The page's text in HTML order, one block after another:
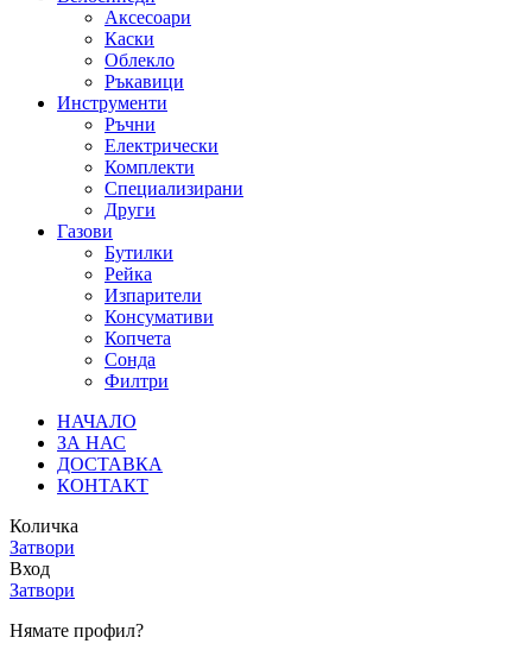
Аксесоари
Каски
Облекло
Ръкавици
Инструменти
Ръчни
Електрически
Комплекти
Специализирани
Други
Газови
Бутилки
Рейка
Изпарители
Консумативи
Копчета
Сонда
Филтри
НАЧАЛО
ЗА НАС
ДОСТАВКА
КОНТАКТ
Количка
Затвори
Вход
Затвори
Нямате профил?